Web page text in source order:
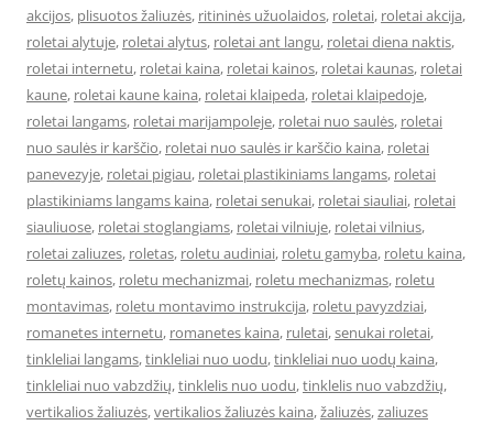
akcijos, plisuotos žaliuzės, ritininės užuolaidos, roletai, roletai akcija,
roletai alytuje, roletai alytus, roletai ant langu, roletai diena naktis,
roletai internetu, roletai kaina, roletai kainos, roletai kaunas, roletai
kaune, roletai kaune kaina, roletai klaipeda, roletai klaipedoje,
roletai langams, roletai marijampoleje, roletai nuo saulės, roletai
nuo saulės ir karščio, roletai nuo saulės ir karščio kaina, roletai
panevezyje, roletai pigiau, roletai plastikiniams langams, roletai
plastikiniams langams kaina, roletai senukai, roletai siauliai, roletai
siauliuose, roletai stoglangiams, roletai vilniuje, roletai vilnius,
roletai zaliuzes, roletas, roletu audiniai, roletu gamyba, roletu kaina,
roletų kainos, roletu mechanizmai, roletu mechanizmas, roletu
montavimas, roletu montavimo instrukcija, roletu pavyzdziai,
romanetes internetu, romanetes kaina, ruletai,senukai roletai,
tinkleliai langams,tinkleliai nuo uodu,tinkleliai nuo uodų kaina,
tinkleliai nuo vabzdžių,tinklelis nuo uodu,tinklelis nuo vabzdžių,
vertikalios žaliuzės,vertikalios žaliuzės kaina,žaliuzės,zaliuzes